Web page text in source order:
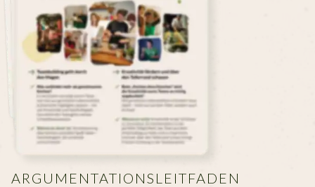
ARGUMENTATIONSLEITFADEN